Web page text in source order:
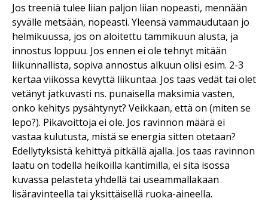
Jos treeniä tulee liian paljon liian nopeasti, mennään
syvälle metsään, nopeasti. Yleensä vammaudutaan jo
helmikuussa, jos on aloitettu tammikuun alusta, ja
innostus loppuu. Jos ennen ei ole tehnyt mitään
liikunnallista, sopiva annostus alkuun olisi esim. 2-3
kertaa viikossa kevyttä liikuntaa. Jos taas vedät tai olet
vetänyt jatkuvasti ns. punaisella maksimia vasten,
onko kehitys pysähtynyt? Veikkaan, että on (miten se
lepo?). Pikavoittoja ei ole. Jos ravinnon määrä ei
vastaa kulutusta, mistä se energia sitten otetaan?
Edellytyksistä kehittyä pitkällä ajalla. Jos taas ravinnon
laatu on todella heikoilla kantimilla, ei sitä isossa
kuvassa pelasteta yhdellä tai useammallakaan
lisäravinteella tai yksittäisellä ruoka-aineella.